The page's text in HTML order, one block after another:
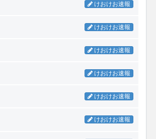
けおけお速報
けおけお速報
けおけお速報
けおけお速報
けおけお速報
けおけお速報